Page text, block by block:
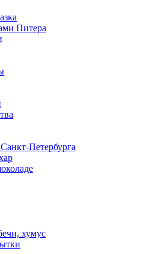
Питера
Петербурга
хумус